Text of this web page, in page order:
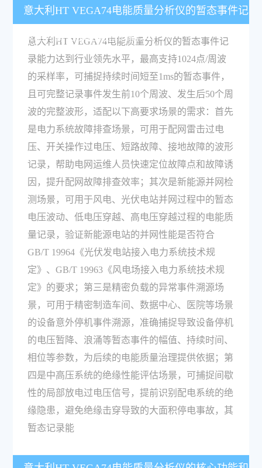
意大利HT VEGA74电能质量分析仪的暂态事件记
录能力符合哪些场景的需求？
意大利HT VEGA74电能质量分析仪的暂态事件记
录能力达到行业领先水平，最高支持1024点/周波
的采样率，可捕捉持续时间短至1ms的暂态事件，
且可完整记录事件发生前10个周波、发生后50个周
波的完整波形，适配以下高要求场景的需求：首先
是电力系统故障排查场景，可用于配网雷击过电
压、开关操作过电压、短路故障、接地故障的波形
记录，帮助电网运维人员快速定位故障点和故障诱
因，提升配网故障排查效率；其次是新能源并网检
测场景，可用于风电、光伏电站并网过程中的暂态
电压波动、低电压穿越、高电压穿越过程的电能质
量记录，验证新能源电站的并网性能是否符合
GB/T 19964《光伏发电站接入电力系统技术规
定》、GB/T 19963《风电场接入电力系统技术规
定》的要求；第三是精密负载的异常事件溯源场
景，可用于精密制造车间、数据中心、医院等场景
的设备意外停机事件溯源，准确捕捉导致设备停机
的电压暂降、浪涌等暂态事件的幅值、持续时间、
相位等参数，为后续的电能质量治理提供依据；第
四是中高压系统的绝缘性能评估场景，可捕捉间歇
性的局部放电过电压信号，提前识别配电系统的绝
缘隐患，避免绝缘击穿导致的大面积停电事故，其
暂态记录能